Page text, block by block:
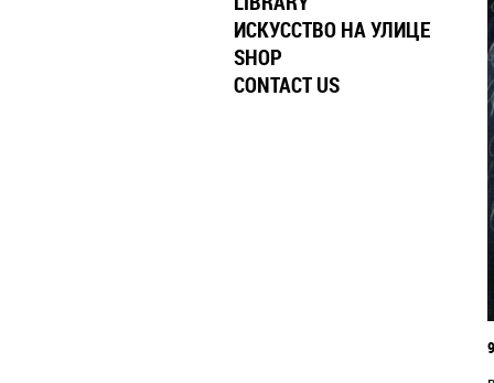
ИСКУССТВО НА УЛИЦЕ
SHOP
CONTACT US